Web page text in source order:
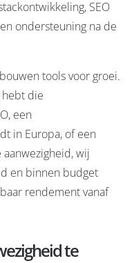
SEO
ondersteuning na de
tools voor groei.
hebt die
een
in Europa, of een
wij
en binnen budget
rendement vanaf
te